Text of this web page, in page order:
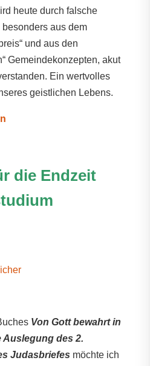
heute durch falsche
aus dem
und aus den
Gemeindekonzepten, akut
Ein wertvolles
geistlichen Lebens.
die Endzeit
Von Gott bewahrt in
Auslegung des 2.
Judasbriefes möchte ich